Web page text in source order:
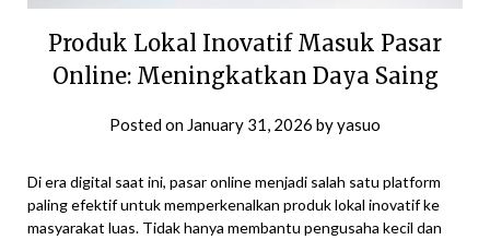
Produk Lokal Inovatif Masuk Pasar
Online: Meningkatkan Daya Saing
Posted on January 31, 2026 byyasuo
Di era digital saat ini, pasar online menjadi salah satu platform
paling efektif untuk memperkenalkan produk lokal inovatif ke
masyarakat luas. Tidak hanya membantu pengusaha kecil dan